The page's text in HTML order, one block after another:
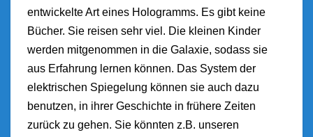
entwickelte Art eines Hologramms. Es gibt keine
Bücher. Sie reisen sehr viel. Die kleinen Kinder
werden mitgenommen in die Galaxie, sodass sie
aus Erfahrung lernen können. Das System der
elektrischen Spiegelung können sie auch dazu
benutzen, in ihrer Geschichte in frühere Zeiten
zurück zu gehen. Sie könnten z.B. unseren